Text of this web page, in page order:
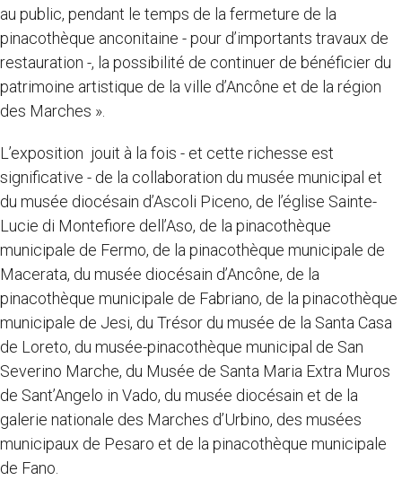
au public, pendant le temps de la fermeture de la
pinacothèque anconitaine - pour d’importants travaux de
restauration -, la possibilité de continuer de bénéficier du
patrimoine artistique de la ville d’Ancône et de la région
des Marches ».
L’exposition jouit à la fois - et cette richesse est
significative - de la collaboration du musée municipal et
du musée diocésain d’Ascoli Piceno, de l’église Sainte-
Lucie di Montefiore dell’Aso, de la pinacothèque
municipale de Fermo, de la pinacothèque municipale de
Macerata, du musée diocésain d’Ancône, de la
pinacothèque municipale de Fabriano, de la pinacothèque
municipale de Jesi, du Trésor du musée de la Santa Casa
de Loreto, du musée-pinacothèque municipal de San
Severino Marche, du Musée de Santa Maria Extra Muros
de Sant’Angelo in Vado, du musée diocésain et de la
galerie nationale des Marches d’Urbino, des musées
municipaux de Pesaro et de la pinacothèque municipale
de Fano.